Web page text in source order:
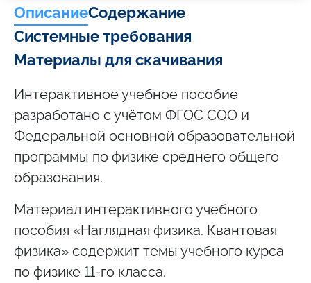
ОписаниеСодержание
Системные требования
Материалы для скачивания
Интерактивное учебное пособие
разработано с учётом ФГОС СОО и
Федеральной основной образовательной
программы по физике среднего общего
образования.
Материал интерактивного учебного
пособия «Наглядная физика. Квантовая
физика» содержит темы учебного курса
по физике 11-го класса.